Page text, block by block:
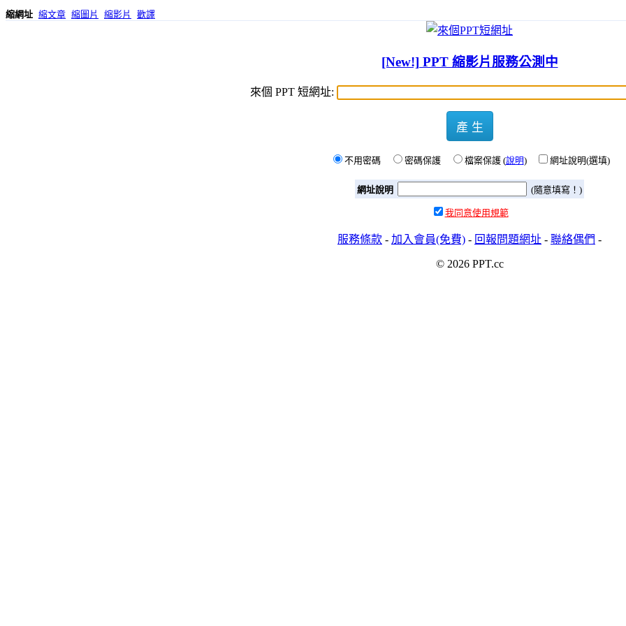
縮網址 縮文章 縮圖片 縮影片 歡譯
[New!] PPT 縮影片服務公測中
來個 PPT 短網址:
產 生
不用密碼 密碼保護 檔案保護 (說明) 網址說明(選填)
網址說明 (隨意填寫！)
我同意使用規範
服務條款 - 加入會員(免費) - 回報問題網址 - 聯絡偶們 -
© 2026 PPT.cc